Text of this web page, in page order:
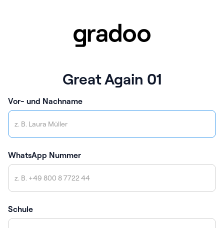
Great Again 01
Vor- und Nachname
WhatsApp Nummer
Schule